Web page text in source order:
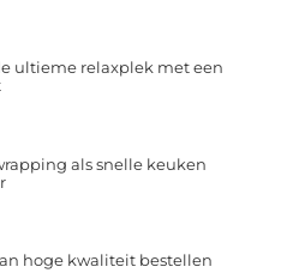
ultieme relaxplek met een
als snelle keuken
hoge kwaliteit bestellen